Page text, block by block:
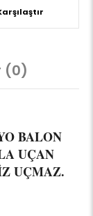
(0)
BALON
UÇAN
UÇMAZ.